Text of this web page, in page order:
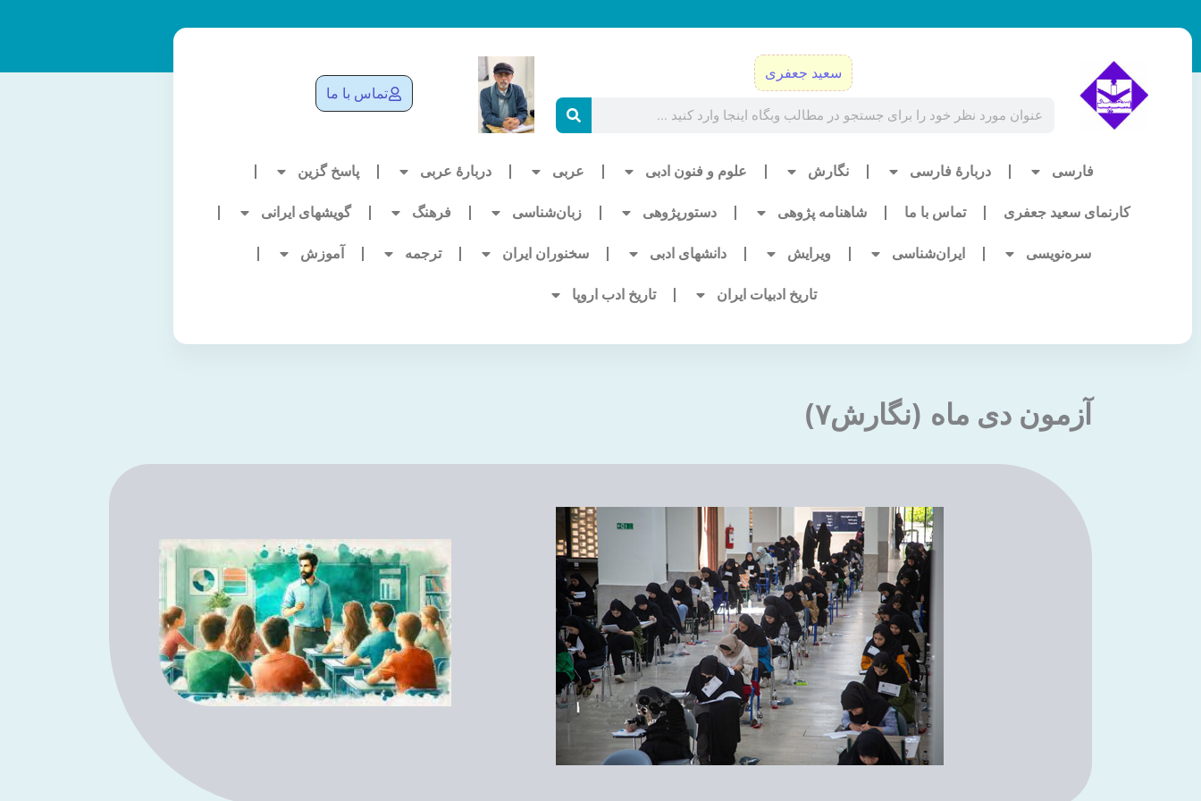
به
سعید جعفری
تماس با ما
فارسی دربارۀ فارسی نگارش علوم و فنون ادبی عربی دربارۀ عربی پاسخ گزین
کارنمای سعید جعفری تماس با ما شاهنامه پژوهی دستورپژوهی زبان‌شناسی فرهنگ گویشهای ایرانی
سره‌نویسی ایران‌شناسی ویرایش دانشهای ادبی سخنوران ایران ترجمه آموزش
تاریخ ادبیات ایران تاریخ ادب اروپا
آزمون دی ماه (نگارش۷)